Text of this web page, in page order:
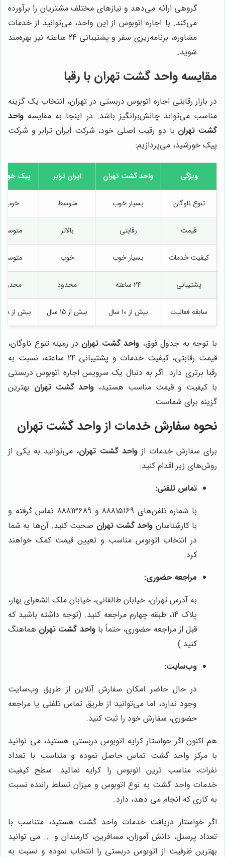
گروهی ارائه می‌دهد و نیازهای مختلف مشتریان را برآورده
می‌کند. با اجاره اتوبوس از این واحد، می‌توانید از خدمات
مشاوره، برنامه‌ریزی سفر و پشتیبانی 24 ساعته نیز بهره‌مند
شوید.
مقایسه واحد گشت تهران با رقبا
در بازار رقابتی اجاره اتوبوس دربستی در تهران، انتخاب یک گزینه
مناسب می‌تواند چالش‌برانگیز باشد. در اینجا به مقایسه واحد
گشت تهران با دو رقیب اصلی خود، شرکت ایران ترابر و شرکت
پیک خورشید، می‌پردازیم:
ویژگی واحد گشت تهران ایران ترابر پیک
تنوع ناوگان بسیار خوب متوسط خوب
قیمت رقابتی بالاتر متوسط
کیفیت خدمات بسیار خوب خوب متوسط
پشتیبانی 24 ساعته محدود محدود
سابقه فعالیت بیش از 10 سال بیش از 15 سال بیش از 8 سال
با توجه به جدول فوق، واحد گشت تهران در زمینه تنوع ناوگان،
قیمت رقابتی، کیفیت خدمات و پشتیبانی 24 ساعته، نسبت به
رقبا برتری دارد. اگر به دنبال یک سرویس اجاره اتوبوس دربستی
با کیفیت و قیمت مناسب هستید، واحد گشت تهران بهترین
گزینه برای شماست.
نحوه سفارش خدمات از واحد گشت تهران
برای سفارش خدمات ازواحد گشت تهران، می‌توانید به یکی از
روش‌های زیر اقدام کنید:
تماس تلفنی:
با شماره تلفن‌های 88815169 و 88813689 تماس گرفته و
با کارشناسان واحد گشت تهران صحبت کنید. آن‌ها به شما
در انتخاب اتوبوس مناسب و تعیین قیمت کمک خواهند
کرد.
مراجعه حضوری:
به آدرس تهران، خیابان طالقانی، خیابان ملک الشعرای بهار،
پلاک 14، طبقه چهارم مراجعه کنید. (توجه داشته باشید که
قبل از مراجعه حضوری، حتماً باواحد گشت تهران هماهنگ
کنید.)
وب‌سایت:
در حال حاضر امکان سفارش آنلاین از طریق وب‌سایت
وجود ندارد، اما می‌توانید از طریق تماس تلفنی یا مراجعه
حضوری، سفارش خود را ثبت کنید.
هم اکنون اگر خواستار کرایه اتوبوس دربستی هستید، می توانید
با مرکز واحد گشت تماس حاصل نموده و متناسب با تعداد
نفرات، مناسب ترین اتوبوس را کرایه نمائید. سطح کیفیت
خدمات واحد گشت به نوع اتوبوس و میزان تسلط راننده نسبت
به کاری که انجام می دهد، دارد.
اگر خواستار دریافت خدمات واحد گشت هستید، متناسب با
تعداد پرسنل، دانش آموزان، مسافرین، کارمندان و ... می توانید
بهترین ظرفیت از اتوبوس دربستی را انتخاب نموده و نسبت به